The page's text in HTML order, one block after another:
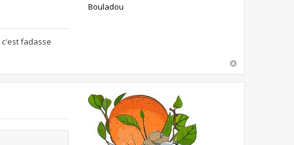
fadasse
Bouladou